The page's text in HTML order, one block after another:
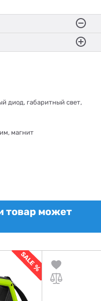
диод, габаритный свет,
магнит
товар может